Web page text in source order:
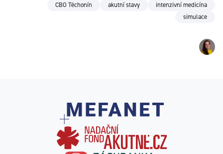
CBO Těchonín akutní stavy
intenzivní medicína
simulace